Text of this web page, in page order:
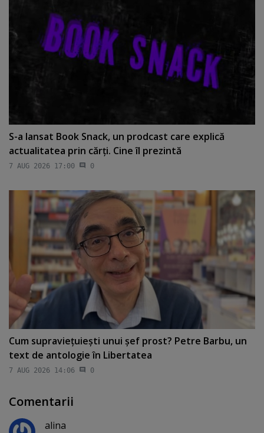
S-a lansat Book Snack, un prodcast care explică
actualitatea prin cărţi. Cine îl prezintă
7 AUG 2026 17:00 0
Cum supravieţuieşti unui şef prost? Petre Barbu, un
text de antologie în Libertatea
7 AUG 2026 14:06 0
Comentarii
alina